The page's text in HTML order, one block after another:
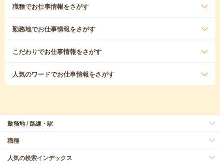
職種でお仕事情報をさがす
勤務地でお仕事情報をさがす
こだわりでお仕事情報をさがす
人気のワードでお仕事情報をさがす
勤務地 / 路線・駅
職種
人気の検索インデックス